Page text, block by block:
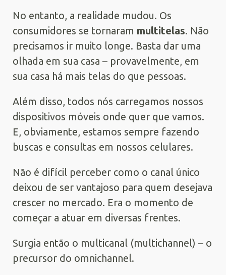
No entanto, a realidade mudou. Os
consumidores se tornaram multitelas. Não
precisamos ir muito longe. Basta dar uma
olhada em sua casa – provavelmente, em
sua casa há mais telas do que pessoas.
Além disso, todos nós carregamos nossos
dispositivos móveis onde quer que vamos.
E, obviamente, estamos sempre fazendo
buscas e consultas em nossos celulares.
Não é difícil perceber como o canal único
deixou de ser vantajoso para quem desejava
crescer no mercado. Era o momento de
começar a atuar em diversas frentes.
Surgia então o multicanal (multichannel) – o
precursor do omnichannel.